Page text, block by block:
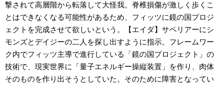
撃されて高層階から転落して大怪我。脊椎損傷が激しく歩くこ
とはできなくなる可能性があるため、フィッツに鏡の国プロジ
ェクトを完成させて欲しいという。【エイダ】サペリアーにシ
モンズとデイジーの二人を探し出すように指示。フレームワー
ク内でフィッツ主導で進行している「鏡の国プロジェクト」の
技術で、現実世界に「量子エネルギー操縦装置」を作り、肉体
そのものを作り出そうとしていた。そのために障害となってい